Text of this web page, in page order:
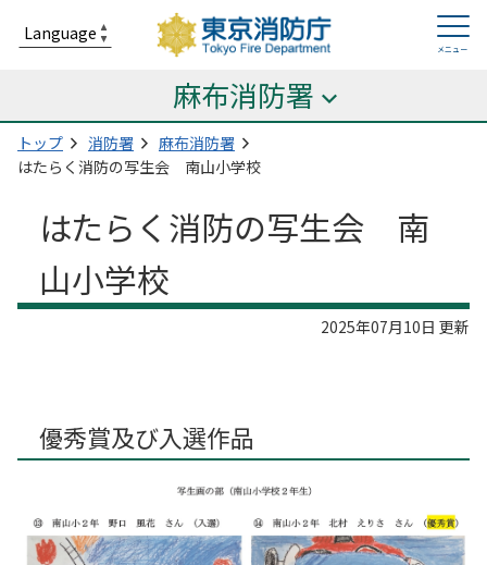
麻布消防署
トップ 消防署
麻布消防署
はたらく消防の写生会 南山小学校
はたらく消防の写生会 南
山小学校
2025年07月10日 更新
優秀賞及び入選作品